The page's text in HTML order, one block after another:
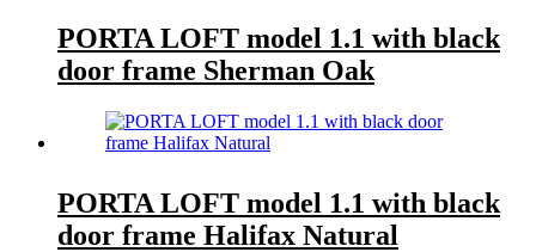
PORTA LOFT model 1.1 with black
door frame Sherman Oak
PORTA LOFT model 1.1 with black
door frame Halifax Natural